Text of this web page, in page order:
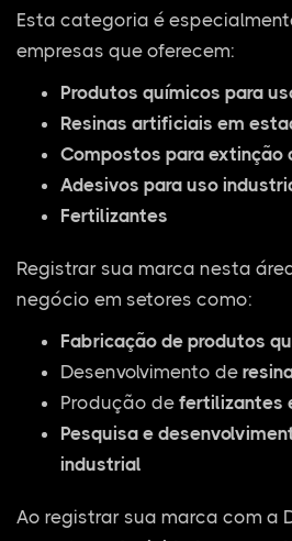
Esta categoria é
empresas que oferecem:
Produtos químicos para
Resinas artificiais em
Compostos para extinção
Adesivos para uso
Fertilizantes
Registrar sua marca nesta
negócio em setores como:
Fabricação de produtos
Desenvolvimento de
Produção de fertilizantes
Pesquisa e
industrial
Ao registrar sua marca com a